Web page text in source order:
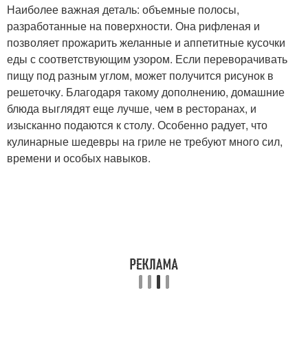
Наиболее важная деталь: объемные полосы,
разработанные на поверхности. Она рифленая и
позволяет прожарить желанные и аппетитные кусочки
еды с соответствующим узором. Если переворачивать
пищу под разным углом, может получится рисунок в
решеточку. Благодаря такому дополнению, домашние
блюда выглядят еще лучше, чем в ресторанах, и
изысканно подаются к столу. Особенно радует, что
кулинарные шедевры на гриле не требуют много сил,
времени и особых навыков.